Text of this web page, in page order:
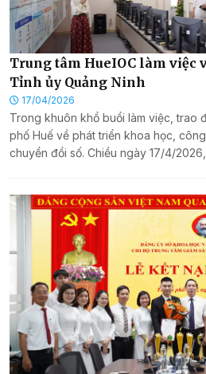
Trung tâm HueIOC làm việc
Tỉnh ủy Quảng Ninh
17/04/2026
Trong khuôn khổ buổi làm việc, trao
phố Huế về phát triển khoa học,
chuyển đổi số. Chiều ngày 17/4/
chia sẻ về các giải pháp công nghệ
thị thông minh tại thành phố Huế.